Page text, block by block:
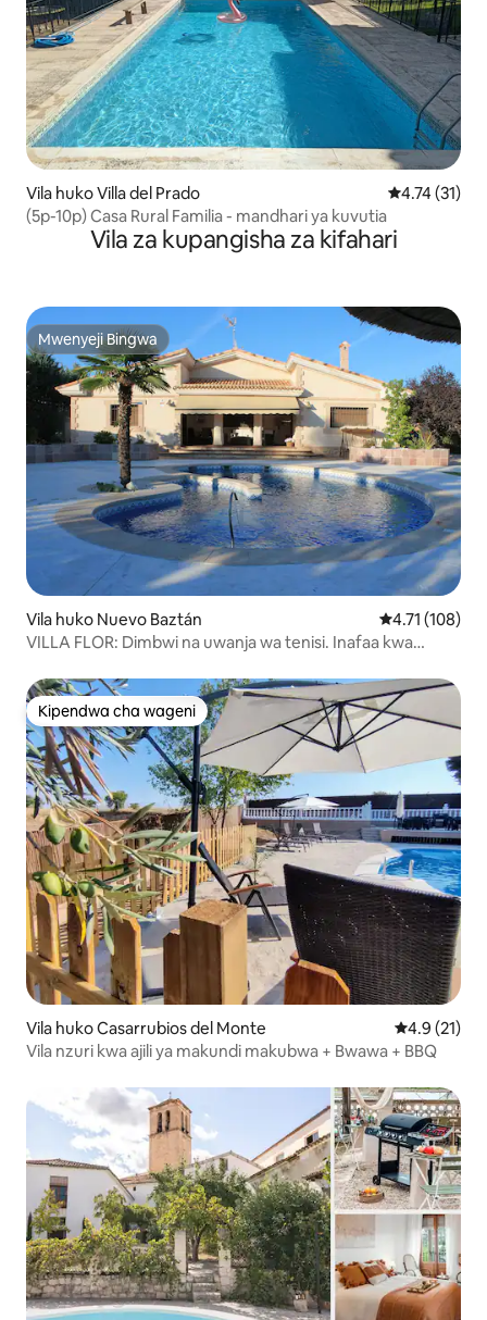
Vila huko Villa del Prado Ukadiriaji wa
4.74 (31)
(5p-10p) Casa Rural Familia - mandhari ya kuvutia
Vila za kupangisha za kifahari
Mwenyeji Bingwa
Mwenyeji Bingwa
Vila huko Nuevo Baztán Ukadiriaji wa
4.71 (108)
VILLA FLOR: Dimbwi na uwanja wa tenisi. Inafaa kwa
Kipendwa cha wageni
Kipendwa cha wageni
Vila huko Casarrubios del Monte Ukadiriaji
4.9 (21)
Vila nzuri kwa ajili ya makundi makubwa + Bwawa + BBQ